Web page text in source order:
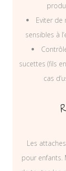
Eviter de
sensibles à
sucettes (fils
cas
Les
pour enfants.